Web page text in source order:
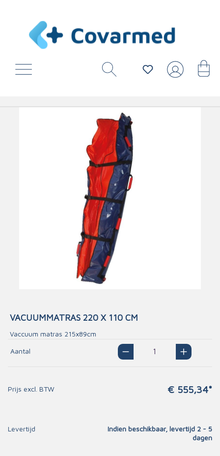
VACUUMMATRAS 220 X 110 CM
Vaccuum matras 215x89cm
Aantal
Prijs excl. BTW € 555,34*
Levertijd
Indien beschikbaar, levertijd 2 - 5
dagen